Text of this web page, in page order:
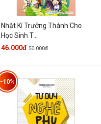
Nhật Kí Trưởng Thành Cho
Học Sinh T...
46.000đ 50.000đ
-10%